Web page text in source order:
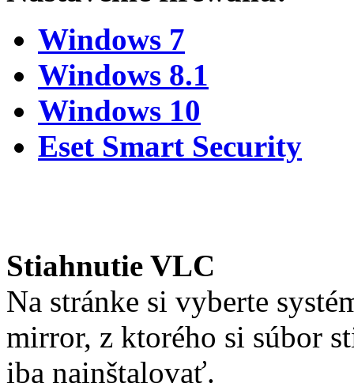
Windows 7
Windows 8.1
Windows 10
Eset Smart Security
Stiahnutie VLC
Na stránke si vyberte
mirror, z ktorého si súbor
iba nainštalovať.